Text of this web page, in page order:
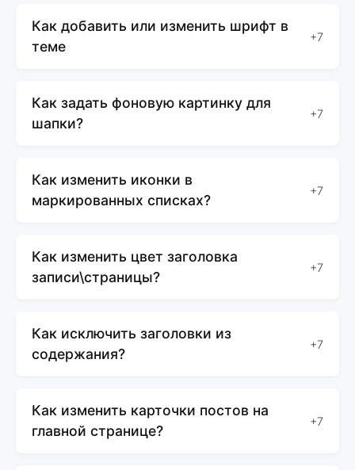
Как добавить или изменить шрифт в
теме
+7
Как задать фоновую картинку для
шапки?
+7
Как изменить иконки в
маркированных списках?
+7
Как изменить цвет заголовка
записи\страницы?
+7
Как исключить заголовки из
содержания?
+7
Как изменить карточки постов на
главной странице?
+7